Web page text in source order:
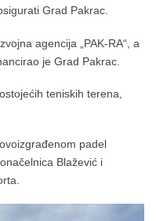
Grad Pakrac.
agencija „PAK-RA“, a
je Grad Pakrac.
teniskih terena,
padel
Blažević i